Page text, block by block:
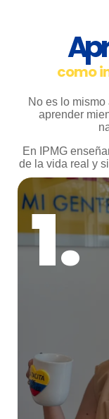
como
No es lo
aprender
En IPMG
de la vida real y
1.